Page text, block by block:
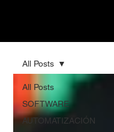
All Posts
SOFTWARE
AUTOMATIZACIÓN
All Posts